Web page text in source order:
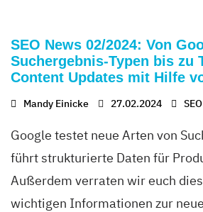
SEO News 02/2024: Von
Suchergebnis-Typen bis zu
Content Updates mit Hilfe
Mandy Einicke 27.02.2024 SEO
Google testet neue Arten von
führt strukturierte Daten für
Außerdem verraten wir euch
wichtigen Informationen zur